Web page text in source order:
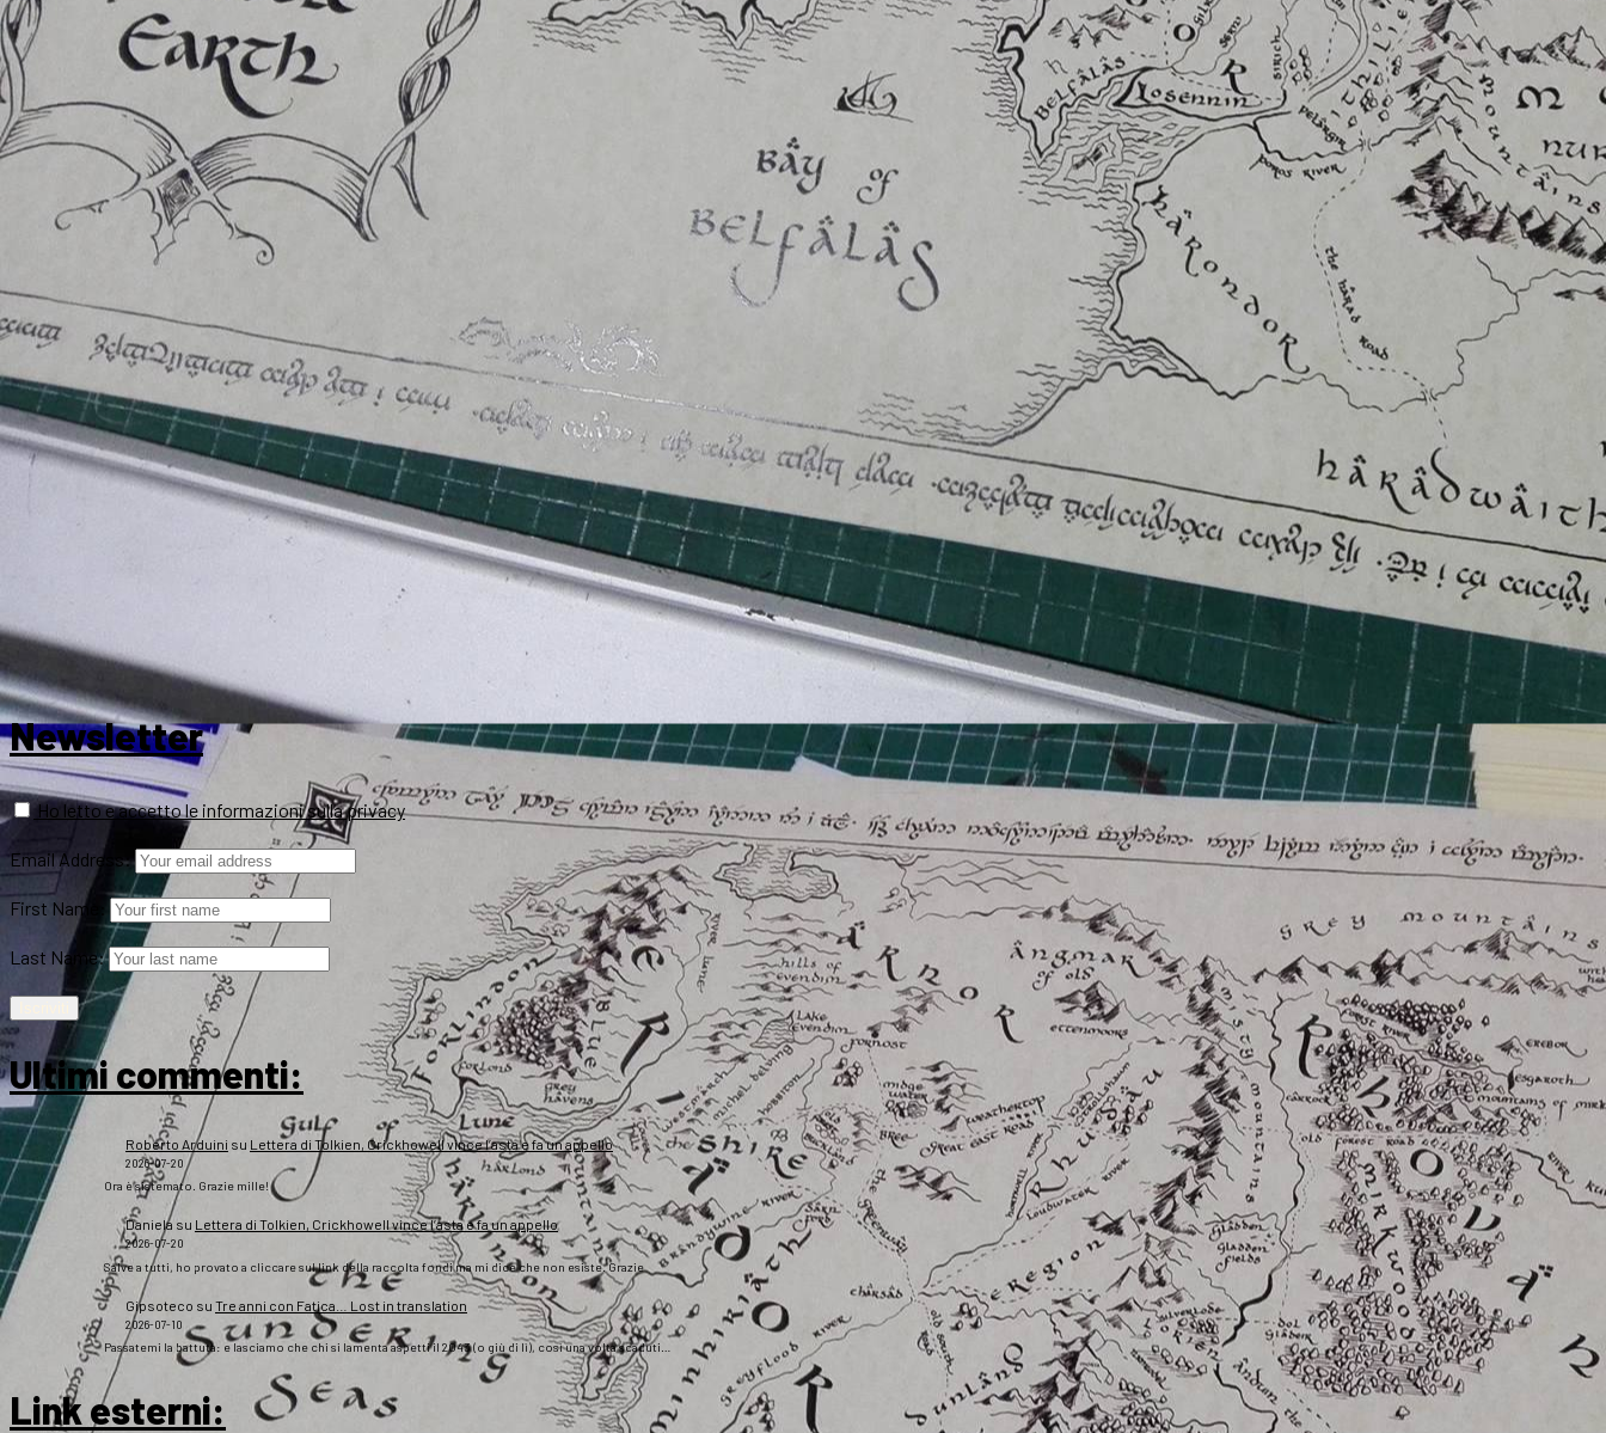
Newsletter
Ho letto e accetto le informazioni sulla privacy
Email Address:
First Name:
Last Name:
Ultimi commenti:
Roberto Arduini su Lettera di Tolkien, Crickhowell vince l’asta e fa un appello
2026-07-20
Ora è sistemato. Grazie mille!
Daniela su Lettera di Tolkien, Crickhowell vince l’asta e fa un appello
2026-07-20
Salve a tutti, ho provato a cliccare sul link della raccolta fondi ma mi dice che non esiste. Grazie
Gipsoteco su Tre anni con Fatica… Lost in translation
2026-07-10
Passatemi la battuta: e lasciamo che chi si lamenta aspetti il 2043 (o giù di lì), così una volta scaduti…
Link esterni: